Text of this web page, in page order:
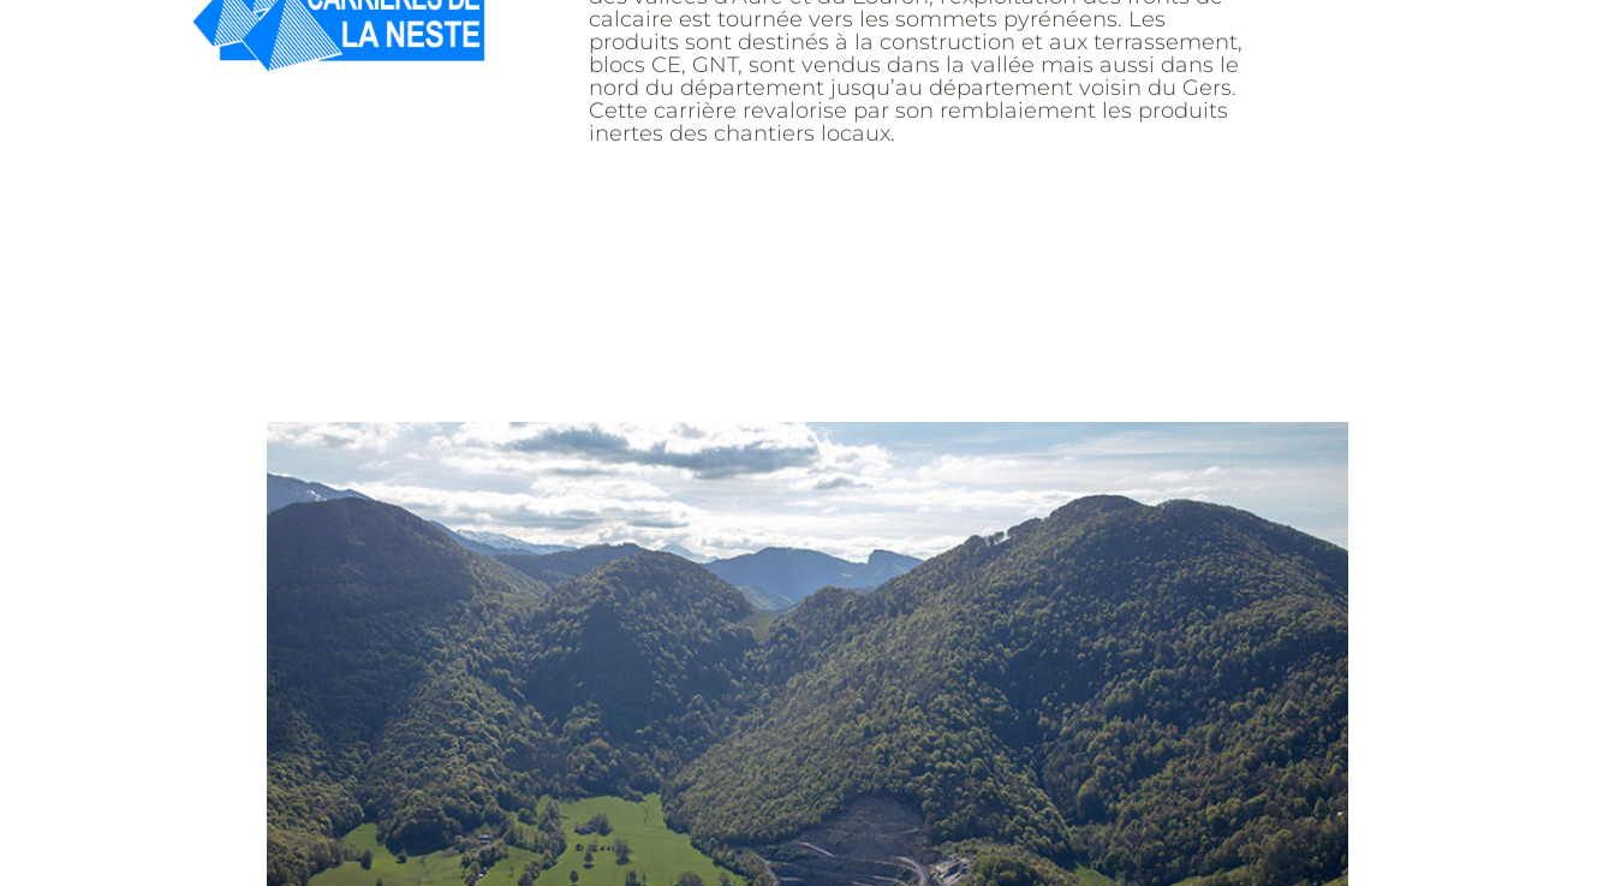
calcaire est tournée vers les sommets pyrénéens. Les
produits sont destinés à la construction et aux terrassement,
blocs CE, GNT, sont vendus dans la vallée mais aussi dans le
nord du département jusqu’au département voisin du Gers.
Cette carrière revalorise par son remblaiement les produits
inertes des chantiers locaux.